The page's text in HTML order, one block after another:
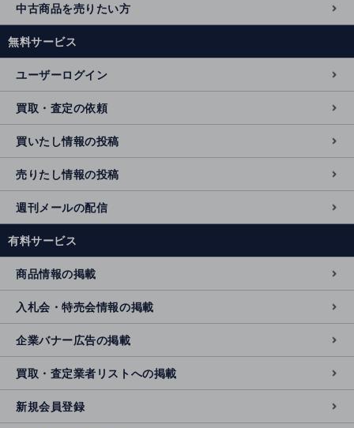
中古商品を売りたい方
無料サービス
ユーザーログイン
買取・査定の依頼
買いたし情報の投稿
売りたし情報の投稿
週刊メールの配信
有料サービス
商品情報の掲載
入札会・特売会情報の掲載
企業バナー広告の掲載
買取・査定業者リストへの掲載
新規会員登録